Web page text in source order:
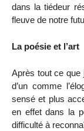
dans la tiédeur
fleuve de notre
La poésie et l’art
Après tout ce que
d’un comme
sensé et plus
en effet dans la
difficulté à